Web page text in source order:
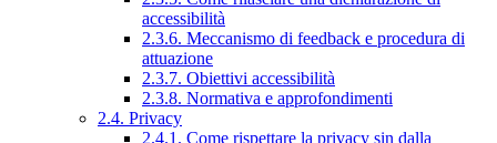
accessibilità
2.3.6. Meccanismo di feedback e procedura di
attuazione
2.3.7. Obiettivi accessibilità
2.3.8. Normativa e approfondimenti
2.4. Privacy
2.4.1. Come rispettare la privacy sin dalla